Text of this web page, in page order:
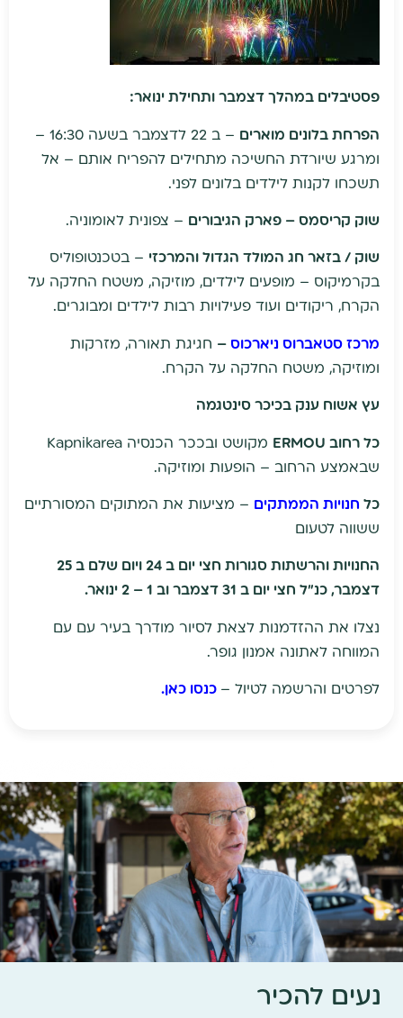
פסטיבלים במהלך דצמבר ותחילת ינואר:
הפרחת בלונים מוארים
– ב 22 לדצמבר בשעה 16:30 –
ומרגע שיורדת החשיכה מתחילים להפריח אותם – אל
תשכחו לקנות לילדים בלונים לפני.
שוק קריסמס – פארק הגיבורים – צפונית לאומוניה.
שוק / בזאר חג המולד הגדול והמרכזי – בטכנטופוליס
בקרמיקוס – מופעים לילדים, מוזיקה, משטח החלקה על
הקרח, ריקודים ועוד פעילויות רבות לילדים ומבוגרים.
מרכז סטאברוס ניארכוס – חגיגת תאורה, מזרקות
ומוזיקה, משטח החלקה על הקרח.
עץ אשוח ענק בכיכר סינטגמה
כל רחוב ERMOU
מקושט ובככר הכנסיה Kapnikarea
שבאמצע הרחוב – הופעות ומוזיקה.
כל חנויות הממתקים – מציעות את המתוקים המסורתיים
ששווה לטעום
החנויות והרשתות סגורות חצי יום ב 24 ויום שלם ב 25
דצמבר, כנ"ל חצי יום ב 31 דצמבר וב 1 – 2 ינואר.
נצלו את ההזדמנות לצאת לסיור מודרך בעיר עם עם
המווחה לאתונה אמנון גופר.
לפרטים והרשמה לטיול – כנסו כאן.
נעים להכיר